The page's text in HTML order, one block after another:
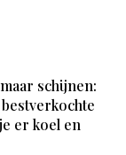
schijnen:
er koel en